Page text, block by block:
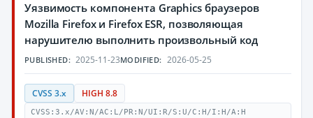
Уязвимость компонента Graphics браузеров
Mozilla Firefox и Firefox ESR, позволяющая
нарушителю выполнить произвольный код
PUBLISHED: 2025-11-23MODIFIED: 2026-05-25
CVSS 3.x HIGH 8.8
CVSS:3.x/AV:N/AC:L/PR:N/UI:R/S:U/C:H/I:H/A:H